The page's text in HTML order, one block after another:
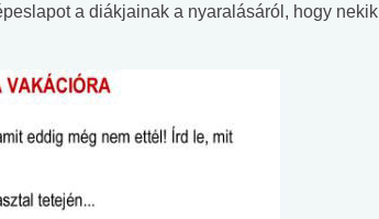
a diákjainak a nyaralásáról, hogy nekik